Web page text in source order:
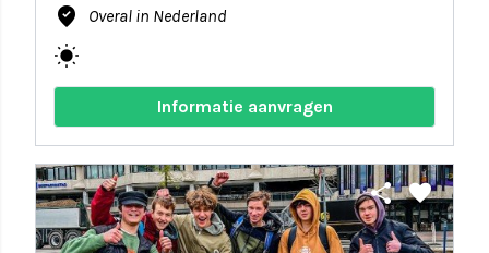
where_to_vote Overal in Nederland
wb_sunny
Informatie aanvragen
share favorite